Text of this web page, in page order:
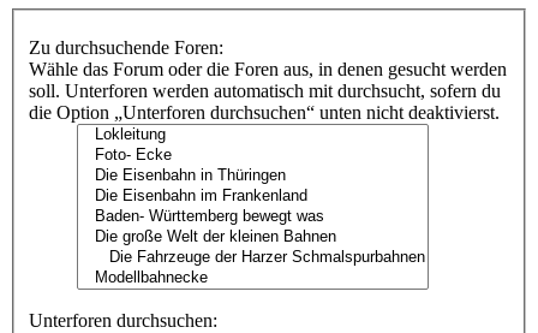
Zu durchsuchende Foren:
Wähle das Forum oder die Foren aus, in denen gesucht werden
soll. Unterforen werden automatisch mit durchsucht, sofern du
die Option „Unterforen durchsuchen“ unten nicht deaktivierst.
Unterforen durchsuchen: